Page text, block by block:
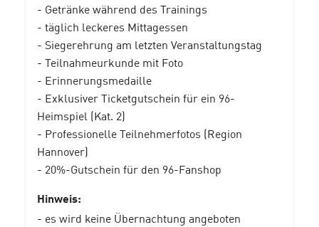
- Getränke während des Trainings
- täglich leckeres Mittagessen
- Siegerehrung am letzten Veranstaltungstag
- Teilnahmeurkunde mit Foto
- Erinnerungsmedaille
- Exklusiver Ticketgutschein für ein 96-
Heimspiel (Kat. 2)
- Professionelle Teilnehmerfotos (Region
Hannover)
- 20%-Gutschein für den 96-Fanshop
Hinweis:
- es wird keine Übernachtung angeboten